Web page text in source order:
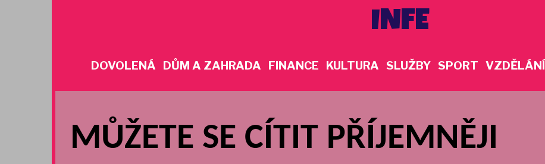
INFE
DOVOLENÁ DŮM A ZAHRADA FINANCE KULTURA SLUŽBY SPORT VZDĚLÁNÍ
MŮŽETE SE CÍTIT PŘÍJEMNĚJI